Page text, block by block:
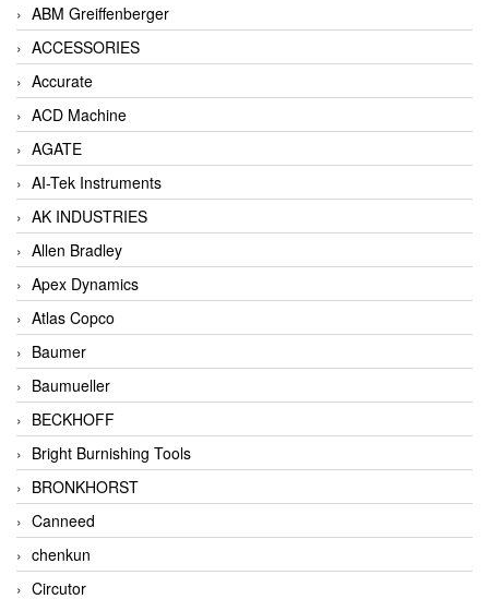
ABM Greiffenberger
ACCESSORIES
Accurate
ACD Machine
AGATE
AI-Tek Instruments
AK INDUSTRIES
Allen Bradley
Apex Dynamics
Atlas Copco
Baumer
Baumueller
BECKHOFF
Bright Burnishing Tools
BRONKHORST
Canneed
chenkun
Circutor